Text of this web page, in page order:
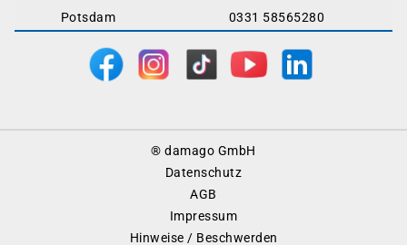
Potsdam
0331 58565280
® damago GmbH
Datenschutz
AGB
Impressum
Hinweise / Beschwerden